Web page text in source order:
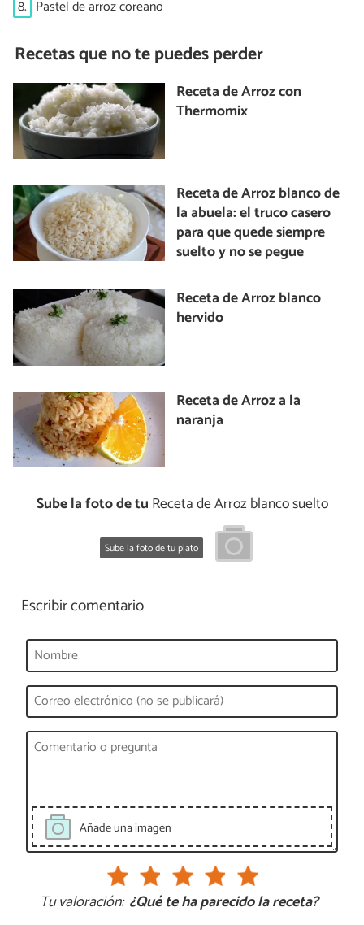
8. Pastel de arroz coreano
Recetas que no te puedes perder
Receta de Arroz con
Thermomix
Receta de Arroz blanco de
la abuela: el truco casero
para que quede siempre
suelto y no se pegue
Receta de Arroz blanco
hervido
Receta de Arroz a la
naranja
Sube la foto de tu Receta de Arroz blanco suelto
Sube la foto de tu plato
Escribir comentario
Añade una imagen
Tu valoración: ¿Qué te ha parecido la receta?